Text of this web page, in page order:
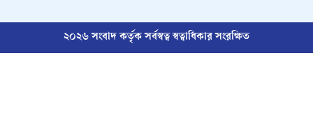
২০২৬ সংবাদ কর্তৃক সর্বস্বত্ব স্বত্বাধিকার সংরক্ষিত